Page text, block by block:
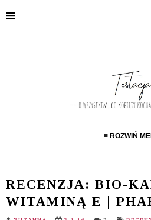
≡
≡ ROZWIŃ
RECENZJA: BIO-
WITAMINĄ E |